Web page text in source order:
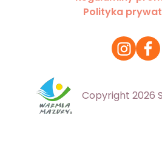
Polityka
Copyright 2026